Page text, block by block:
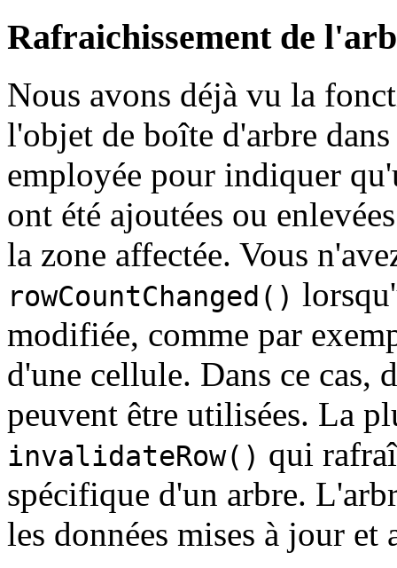
Rafraichissement de
Nous avons déjà vu la
l'objet de boîte d'arbre
employée pour indiquer
ont été ajoutées ou
la zone affectée. Vous
rowCountChanged()
modifiée, comme par
d'une cellule. Dans ce cas,
peuvent être utilisées. La
invalidateRow() qui
spécifique d'un arbre.
les données mises à jour et